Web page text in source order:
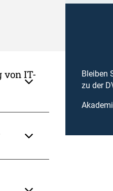
von IT-
Bleiben
zu der